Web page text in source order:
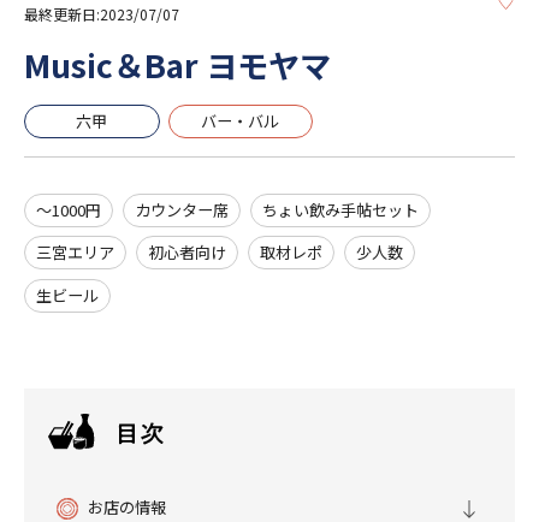
最終更新日:2023/07/07
Music＆Bar ヨモヤマ
六甲 バー・バル
～1000円 カウンター席
ちょい飲み手帖セット
三宮エリア
初心者向け 取材レポ
少人数
生ビール
お店の情報